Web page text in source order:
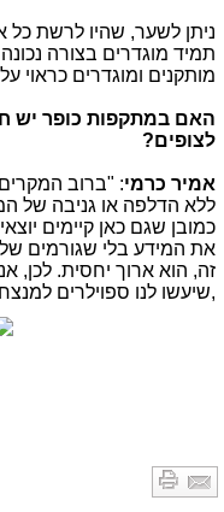
ניתן לשער, שהיו לרשת
תמיד מוגדרים בצורה
מותקנים ומוגדרים כראוי
האם במתקפות כופר יש
לצופים?
אמיר כרמי: "ברוב
ללא הדלפה או גניבה של
כמובן שגם כאן קיימים
את המידע בלי שגורמים
זה, הוא ארוך יחסית. לכן,
,שיעשו לנו ספוילרים